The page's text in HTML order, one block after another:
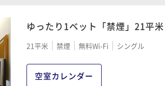
- 22:00 OUT11:00
ゆったり1ベット「禁煙」21平米
21平米 禁煙 無料Wi-Fi シングル
空室カレンダー